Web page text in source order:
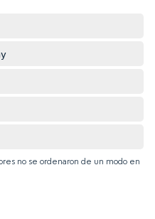
no se ordenaron de un modo en